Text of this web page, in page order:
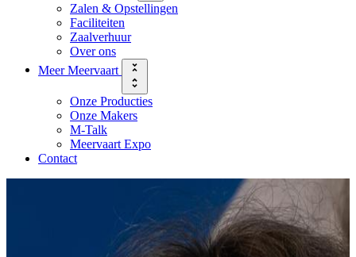
Zalen & Opstellingen
Faciliteiten
Zaalverhuur
Over ons
Meer Meervaart
Onze Producties
Onze Makers
M-Talk
Meervaart Expo
Contact